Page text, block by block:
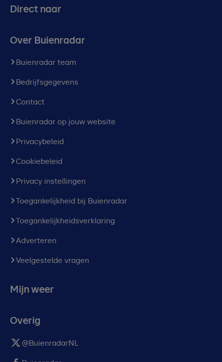
Direct naar
Over Buienradar
Buienradar team
Bedrijfsgegevens
Contact
Buienradar op jouw website
Privacybeleid
Cookiebeleid
Privacy instellingen
Toegankelijkheid bij Buienradar
Toegankelijkheidsverklaring
Adverteren
Veelgestelde vragen
Mijn weer
Overig
@BuienradarNL